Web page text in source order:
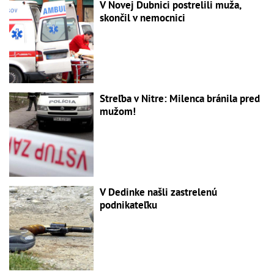
V Novej Dubnici postrelili muža,
skončil v nemocnici
Streľba v Nitre: Milenca bránila pred
mužom!
V Dedinke našli zastrelenú
podnikateľku